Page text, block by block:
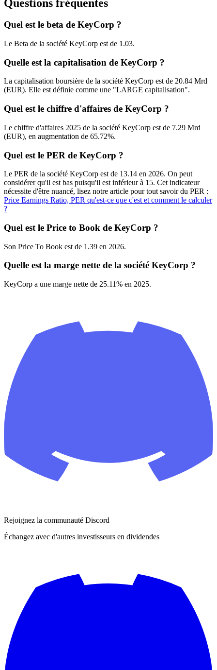
Questions fréquentes
Quel est le beta de KeyCorp ?
Le Beta de la société KeyCorp est de 1.03.
Quelle est la capitalisation de KeyCorp ?
La capitalisation boursière de la société KeyCorp est de 20.84 Mrd
(EUR). Elle est définie comme une "LARGE capitalisation".
Quel est le chiffre d'affaires de KeyCorp ?
Le chiffre d'affaires 2025 de la société KeyCorp est de 7.29 Mrd
(EUR), en augmentation de 65.72%.
Quel est le PER de KeyCorp ?
Le PER de la société KeyCorp est de 13.14 en 2026. On peut
considérer qu'il est bas puisqu'il est inférieur à 15. Cet indicateur
nécessite d'être nuancé, lisez notre article pour tout savoir du PER :
Price Earnings Ratio, PER qu'est-ce que c'est et comment le calculer
?
Quel est le Price to Book de KeyCorp ?
Son Price To Book est de 1.39 en 2026.
Quelle est la marge nette de la société KeyCorp ?
KeyCorp a une marge nette de 25.11% en 2025.
Rejoignez la communauté Discord
Échangez avec d'autres investisseurs en dividendes